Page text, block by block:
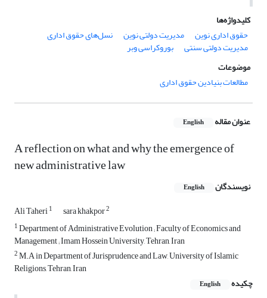
کلیدواژه‌ها
حقوق اداری نوین
مدیریت دولتی نوین نسل‌های حقوق اداری
مدیریت دولتی سنتی
بوروکراسی وبر
موضوعات
مطالعات بنیادین حقوق اداری
عنوان مقاله English
A reflection on what and why the emergence of
new administrative law
نویسندگان English
Ali Taheri1 sara khakpor2
1Department of Administrative Evolution ; Faculty of Economics and
Management ; Imam Hossein University, Tehran, Iran
2M.A in Department of Jurisprudence and Law, University of Islamic
Religions, Tehran, Iran
چکیده
English